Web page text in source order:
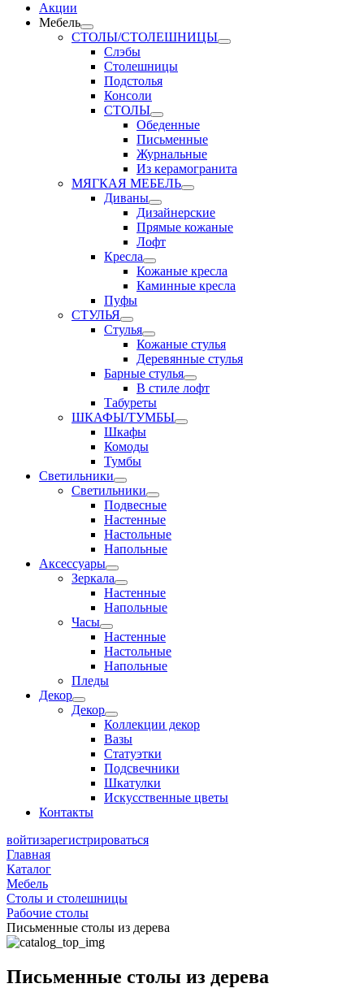
Акции
Мебель
СТОЛЫ/СТОЛЕШНИЦЫ
Слэбы
Столешницы
Подстолья
Консоли
СТОЛЫ
Обеденные
Письменные
Журнальные
Из керамогранита
МЯГКАЯ МЕБЕЛЬ
Диваны
Дизайнерские
Прямые кожаные
Лофт
Кресла
Кожаные кресла
Каминные кресла
Пуфы
СТУЛЬЯ
Стулья
Кожаные стулья
Деревянные стулья
Барные стулья
В стиле лофт
Табуреты
ШКАФЫ/ТУМБЫ
Шкафы
Комоды
Тумбы
Светильники
Светильники
Подвесные
Настенные
Настольные
Напольные
Аксессуары
Зеркала
Настенные
Напольные
Часы
Настенные
Настольные
Напольные
Пледы
Декор
Декор
Коллекции декор
Вазы
Статуэтки
Подсвечники
Шкатулки
Искусственные цветы
Контакты
войтизарегистрироваться
Главная
Каталог
Мебель
Столы и столешницы
Рабочие столы
Письменные столы из дерева
Письменные столы из дерева